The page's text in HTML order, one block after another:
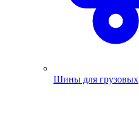
Шины для грузовых